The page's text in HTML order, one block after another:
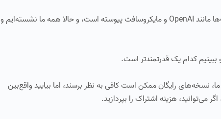
گوگل به تازگی Gemini Advanced را به بازار آورده و به جمعی از شرکت‌ها مانند OpenAI و مایکروسافت پیوسته است، و حالا همه ما نشسته‌ایم و
رایگان ممکن است کافی به نظر برسند، اما بیایید واقع‌بین
می‌توانید، هزینه اشتراک را بپردازید.